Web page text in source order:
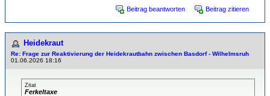
Beitrag beantworten Beitrag zitieren
Heidekraut
Re: Frage zur Reaktivierung der Heidekrautbahn zwischen Basdorf - Wilhelmsruh
01.06.2026 18:16
Zitat
Ferkeltaxe